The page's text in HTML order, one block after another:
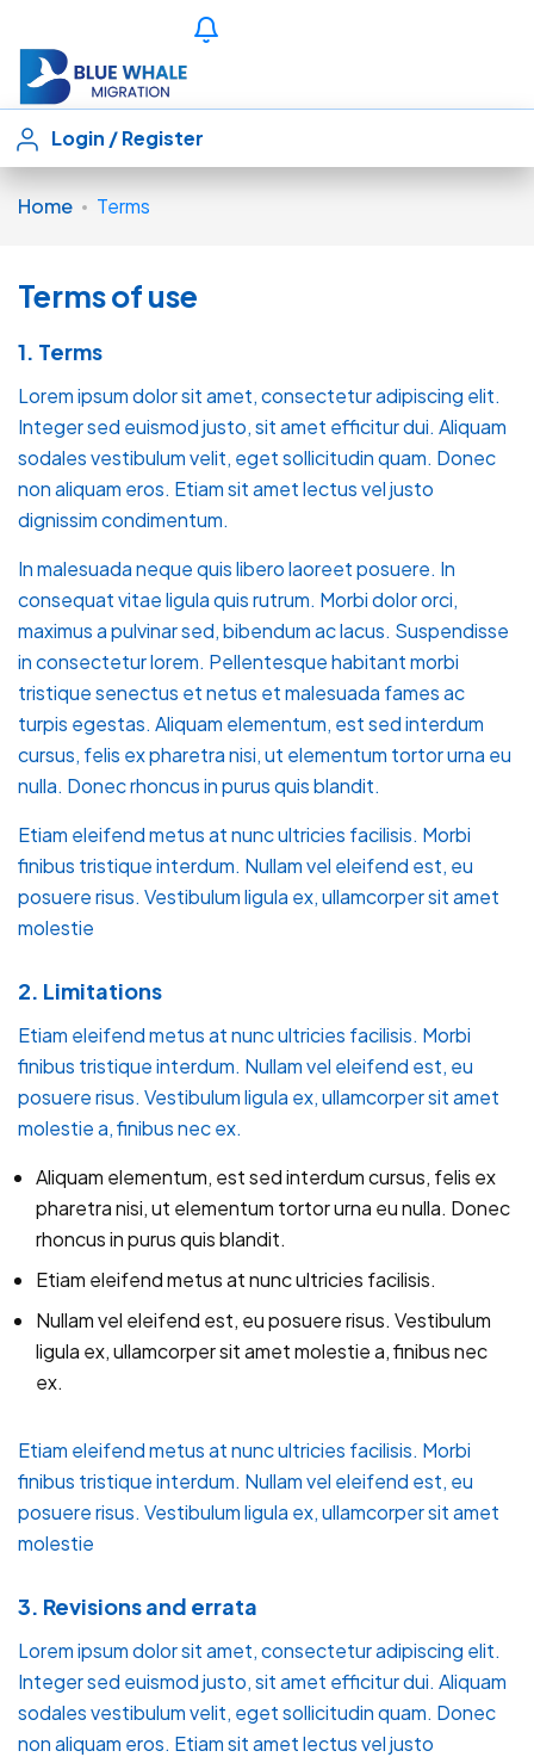
Login /Register
Home Terms
Terms of use
1. Terms
Lorem ipsum dolor sit amet, consectetur adipiscing elit.
Integer sed euismod justo, sit amet efficitur dui. Aliquam
sodales vestibulum velit, eget sollicitudin quam. Donec
non aliquam eros. Etiam sit amet lectus vel justo
dignissim condimentum.
In malesuada neque quis libero laoreet posuere. In
consequat vitae ligula quis rutrum. Morbi dolor orci,
maximus a pulvinar sed, bibendum ac lacus. Suspendisse
in consectetur lorem. Pellentesque habitant morbi
tristique senectus et netus et malesuada fames ac
turpis egestas. Aliquam elementum, est sed interdum
cursus, felis ex pharetra nisi, ut elementum tortor urna eu
nulla. Donec rhoncus in purus quis blandit.
Etiam eleifend metus at nunc ultricies facilisis. Morbi
finibus tristique interdum. Nullam vel eleifend est, eu
posuere risus. Vestibulum ligula ex, ullamcorper sit amet
molestie
2. Limitations
Etiam eleifend metus at nunc ultricies facilisis. Morbi
finibus tristique interdum. Nullam vel eleifend est, eu
posuere risus. Vestibulum ligula ex, ullamcorper sit amet
molestie a, finibus nec ex.
Aliquam elementum, est sed interdum cursus, felis ex
pharetra nisi, ut elementum tortor urna eu nulla. Donec
rhoncus in purus quis blandit.
Etiam eleifend metus at nunc ultricies facilisis.
Nullam vel eleifend est, eu posuere risus. Vestibulum
ligula ex, ullamcorper sit amet molestie a, finibus nec
ex.
Etiam eleifend metus at nunc ultricies facilisis. Morbi
finibus tristique interdum. Nullam vel eleifend est, eu
posuere risus. Vestibulum ligula ex, ullamcorper sit amet
molestie
3. Revisions and errata
Lorem ipsum dolor sit amet, consectetur adipiscing elit.
Integer sed euismod justo, sit amet efficitur dui. Aliquam
sodales vestibulum velit, eget sollicitudin quam. Donec
non aliquam eros. Etiam sit amet lectus vel justo